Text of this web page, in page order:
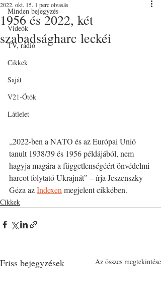
Minden bejegyzés
Videók
TV, rádió
Cikkek
Saját
V21-Ötök
Látlelet
1956 és 2022, két
szabadságharc leckéi
2022. okt. 15. 1 perc olvasás
„2022-ben a NATO és az Európai Unió
tanult 1938/39 és 1956 példájából, nem
hagyja magára a függetlenségéért önvédelmi
harcot folytató Ukrajnát” – írja Jeszenszky
Géza az Indexen megjelent cikkében.
Cikkek
Friss bejegyzések Az összes megtekintése